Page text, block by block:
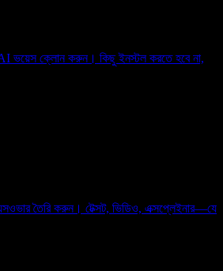
ভয়েস ক্লোন করুন। কিছু ইনস্টল করতে হবে না,
তৈরি করুন। টেক্সট, ভিডিও, এক্সপ্লেইনার—যে